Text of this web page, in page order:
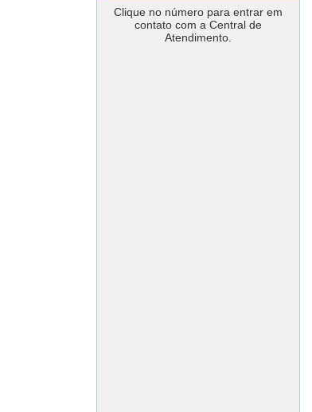
Clique no número para entrar em
contato com a Central de
Atendimento.